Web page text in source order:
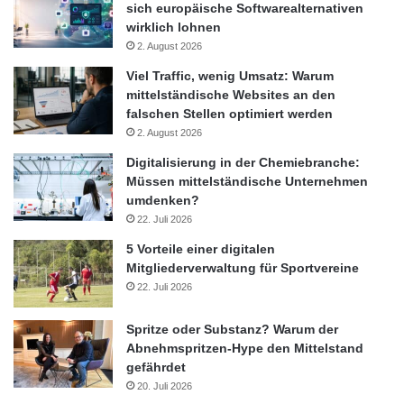
bestmöglich gesicherten Online-Banking-Programm. Die
meisten
deutschen Kreditinstitute setzen mittlerweile auf das
mTAN-Verfahren (mobile TAN) – für Smartphone-Besitzer leider
nicht geeignet – oder die TAN-Übermittlung via TAN-Generator.
– Führen Sie Ihr Online-Banking niemals auf fremden oder
Und
nutzen Sie dafür niemals öffentliche WLAN-Hotspots. – Halten
Sie die Software und die Antivirus-Programme Ihres
Rechners (PC, Notebook) immer auf dem neusten Stand. Am
besten
sich europäische Softwarealternativen
wirklich lohnen
2. August 2026
Viel Traffic, wenig Umsatz: Warum
mittelständische Websites an den
falschen Stellen optimiert werden
2. August 2026
Digitalisierung in der Chemiebranche:
Müssen mittelständische Unternehmen
umdenken?
22. Juli 2026
5 Vorteile einer digitalen
Mitgliederverwaltung für Sportvereine
22. Juli 2026
Spritze oder Substanz? Warum der
Abnehmspritzen-Hype den Mittelstand
gefährdet
20. Juli 2026